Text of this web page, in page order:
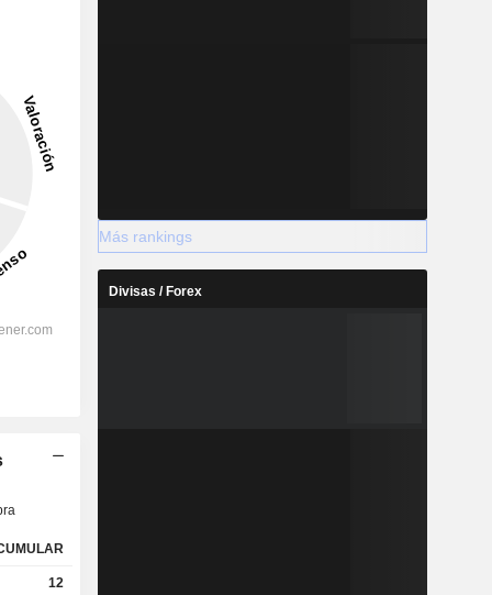
12
Más rankings
Divisas / Forex